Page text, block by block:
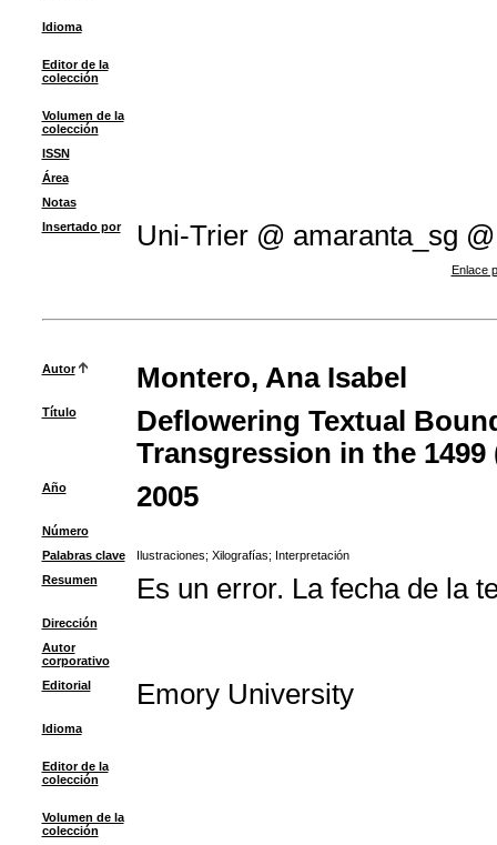
Idioma
Editor de la
colección
Volumen de la
colección
ISSN
Área
Notas
Insertado por
Uni-Trier @ amaranta_sg @
Enlace
Autor Montero, Ana Isabel
Título
Deflowering Textual
Transgression in the
Año 2005
Número
Palabras clave
Ilustraciones; Xilografías; Interpretación
Resumen
Es un error. La fecha de la
Dirección
Autor
corporativo
Editorial
Emory University
Idioma
Editor de la
colección
Volumen de la
colección